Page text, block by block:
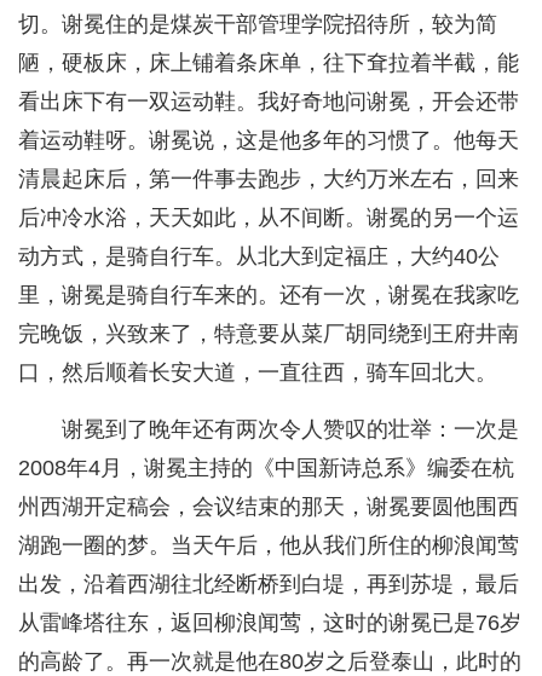
切。谢冕住的是煤炭干部管理学院招待所，较为简
陋，硬板床，床上铺着条床单，往下耷拉着半截，能
看出床下有一双运动鞋。我好奇地问谢冕，开会还带
着运动鞋呀。谢冕说，这是他多年的习惯了。他每天
清晨起床后，第一件事去跑步，大约万米左右，回来
后冲冷水浴，天天如此，从不间断。谢冕的另一个运
动方式，是骑自行车。从北大到定福庄，大约40公
里，谢冕是骑自行车来的。还有一次，谢冕在我家吃
完晚饭，兴致来了，特意要从菜厂胡同绕到王府井南
口，然后顺着长安大道，一直往西，骑车回北大。
谢冕到了晚年还有两次令人赞叹的壮举：一次是
2008年4月，谢冕主持的《中国新诗总系》编委在杭
州西湖开定稿会，会议结束的那天，谢冕要圆他围西
湖跑一圈的梦。当天午后，他从我们所住的柳浪闻莺
出发，沿着西湖往北经断桥到白堤，再到苏堤，最后
从雷峰塔往东，返回柳浪闻莺，这时的谢冕已是76岁
的高龄了。再一次就是他在80岁之后登泰山，此时的